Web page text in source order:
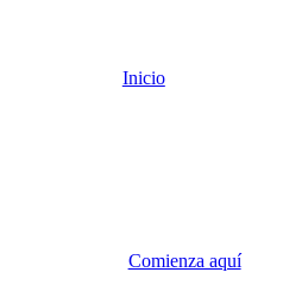
Inicio
Comienza aquí